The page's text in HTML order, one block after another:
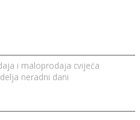
i maloprodaja cvijeća
neradni dani